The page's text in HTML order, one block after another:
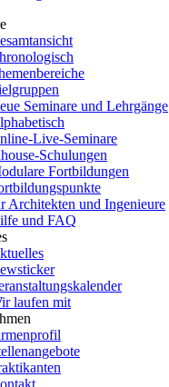
Seminare und Lehrgänge
Live-Seminare
Schulungen
Fortbildungen
Architekten und Ingenieure
und FAQ
laufen mit